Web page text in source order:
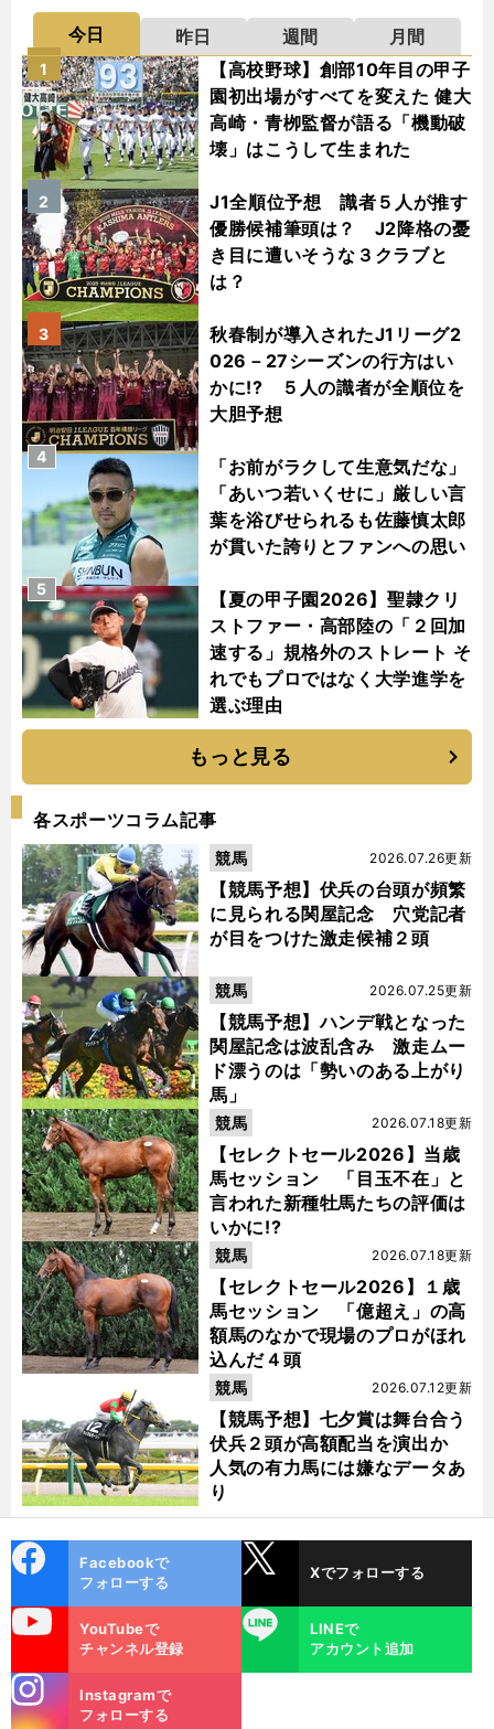
今日 昨日 週間
月間
【高校野球】創部10年目の甲子
園初出場がすべてを変えた 健大
高崎・青栁監督が語る「機動破
壊」はこうして生まれた
1
J1全順位予想 識者５人が推す
優勝候補筆頭は？ J2降格の憂
き目に遭いそうな３クラブと
は？
2
秋春制が導入されたJ1リーグ2
026－27シーズンの行方はい
かに!? ５人の識者が全順位を
大胆予想
3
「お前がラクして生意気だな」
「あいつ若いくせに」厳しい言
葉を浴びせられるも佐藤慎太郎
が貫いた誇りとファンへの思い
4
【夏の甲子園2026】聖隷クリ
ストファー・高部陸の「２回加
速する」規格外のストレート そ
れでもプロではなく大学進学を
選ぶ理由
5
もっと見る
各スポーツコラム記事
【競馬予想】伏兵の台頭が頻繁
に見られる関屋記念 穴党記者
が目をつけた激走候補２頭
2026.07.26更新
競馬
【競馬予想】ハンデ戦となった
関屋記念は波乱含み 激走ムー
ド漂うのは「勢いのある上がり
馬」
2026.07.25更新
競馬
【セレクトセール2026】当歳
馬セッション 「目玉不在」と
言われた新種牡馬たちの評価は
いかに!?
2026.07.18更新
競馬
【セレクトセール2026】１歳
馬セッション 「億超え」の高
額馬のなかで現場のプロがほれ
込んだ４頭
2026.07.18更新
競馬
【競馬予想】七夕賞は舞台合う
伏兵２頭が高額配当を演出か
人気の有力馬には嫌なデータあ
り
2026.07.12更新
競馬
ok
Facebookで
フォローする
Xでフォローする
YouTubeで
チャンネル登録
LINE
LINEで
アカウント追加
m
Instagramで
フォローする